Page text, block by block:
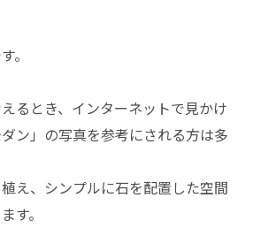
。
るとき、インターネットで見かけ
ン」の写真を参考にされる方は多
え、シンプルに石を配置した空間
す。